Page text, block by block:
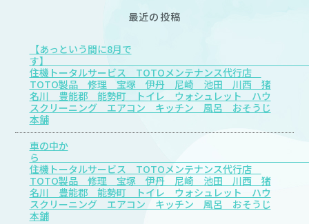
最近の投稿
【あっという間に8月で
す
住機トータルサービス TOTOメンテナンス代行店
TOTO製品 修理 宝塚 伊丹 尼崎 池田 川西 猪
名川 豊能郡 能勢町 トイレ ウォシュレット ハウ
スクリーニング エアコン キッチン 風呂 おそうじ
本舗
車の中か
住機トータルサービス TOTOメンテナンス代行店
TOTO製品 修理 宝塚 伊丹 尼崎 池田 川西 猪
名川 豊能郡 能勢町 トイレ ウォシュレット ハウ
スクリーニング エアコン キッチン 風呂 おそうじ
本舗